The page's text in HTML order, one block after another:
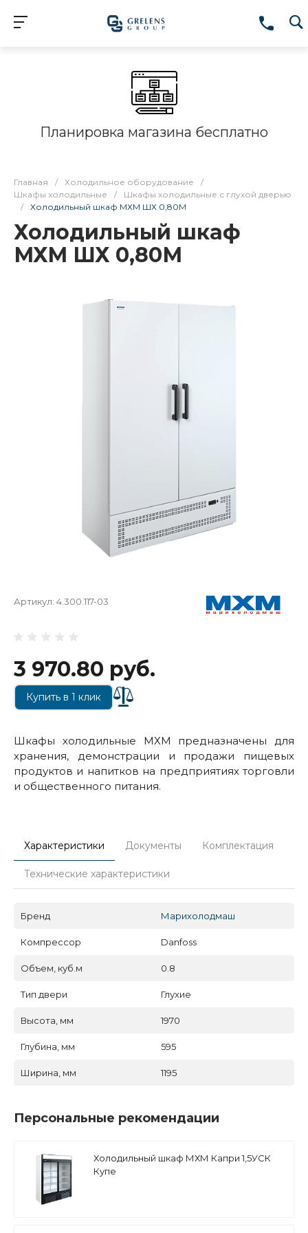
Планировка магазина бесплатно
Главная / Холодильное оборудование
/
Шкафы холодильные
/
Шкафы холодильные с глухой дверью
/
Холодильный шкаф МХМ ШХ 0,80М
Холодильный шкаф
МХМ ШХ 0,80М
Артикул: 4.300.117-03
3 970.80 руб.
Купить в 1 клик
Шкафы холодильные МХМ предназначены для
хранения, демонстрации и продажи пищевых
продуктов и напитков на предприятиях торговли
и общественного питания.
Характеристики Документы Комплектация
Технические характеристики
Бренд Марихолодмаш
Компрессор Danfoss
Объем, куб.м 0.8
Тип двери Глухие
Высота, мм 1970
Глубина, мм 595
Ширина, мм 1195
Персональные рекомендации
Холодильный шкаф МХМ Капри 1,5УСК
Купе